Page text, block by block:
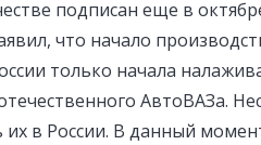
подписан еще в
что начало
только начала
АвтоВАЗа.
в России. В данный